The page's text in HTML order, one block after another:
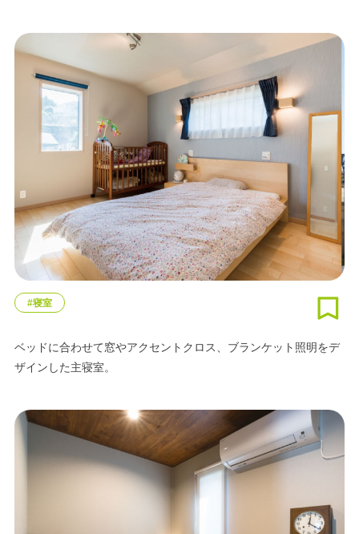
#寝室
ベッドに合わせて窓やアクセントクロス、ブランケット照明をデ
ザインした主寝室。